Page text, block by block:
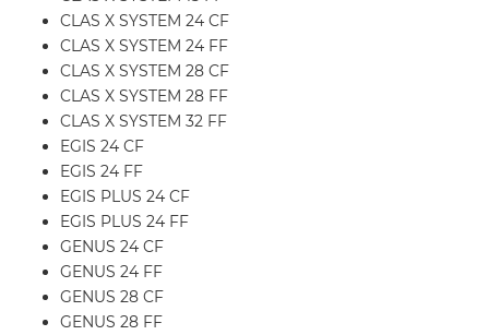
CLAS X SYSTEM 24 CF
CLAS X SYSTEM 24 FF
CLAS X SYSTEM 28 CF
CLAS X SYSTEM 28 FF
CLAS X SYSTEM 32 FF
EGIS 24 CF
EGIS 24 FF
EGIS PLUS 24 CF
EGIS PLUS 24 FF
GENUS 24 CF
GENUS 24 FF
GENUS 28 CF
GENUS 28 FF